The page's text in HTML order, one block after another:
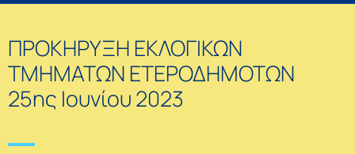
ΠΡΟΚΗΡΥΞΗ ΕΚΛΟΓΙΚΩΝ
ΤΜΗΜΑΤΩΝ ΕΤΕΡΟΔΗΜΟΤΩΝ
25ης Ιουνίου 2023